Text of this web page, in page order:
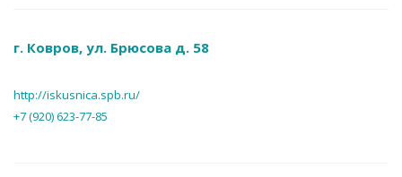
г. Ковров, ул. Брюсова д. 58
http://iskusnica.spb.ru/
+7 (920) 623-77-85